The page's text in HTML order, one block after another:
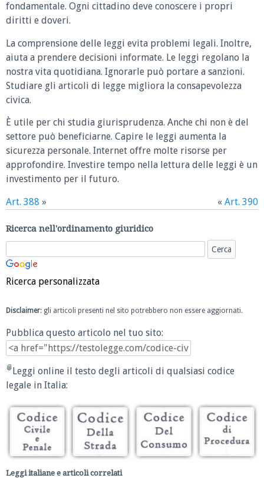
fondamentale. Ogni cittadino deve conoscere i propri
diritti e doveri.
La comprensione delle leggi evita problemi legali. Inoltre,
aiuta a prendere decisioni informate. Le leggi regolano la
nostra vita quotidiana. Ignorarle può portare a sanzioni.
Studiare gli articoli di legge migliora la consapevolezza
civica.
È utile per chi studia giurisprudenza. Anche chi non è del
settore può beneficiarne. Capire le leggi aumenta la
sicurezza personale. Internet offre molte risorse per
approfondire. Investire tempo nella lettura delle leggi è un
investimento per il futuro.
Art. 388 » « Art. 390
Ricerca nell'ordinamento giuridico
Ricerca personalizzata
Disclaimer: gli articoli presenti nel sito potrebbero non essere aggiornati.
Pubblica questo articolo nel tuo sito:
Leggi online il testo degli articoli di qualsiasi codice
legale in Italia:
Leggi italiane e articoli correlati